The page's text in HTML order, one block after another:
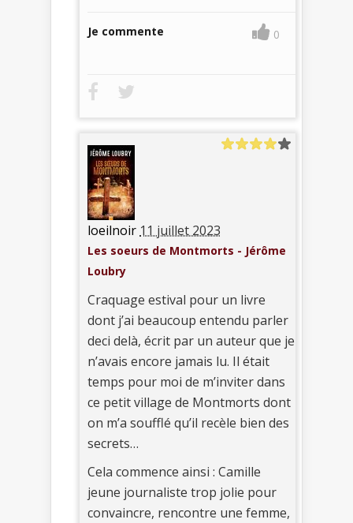
Je commente 0
loeilnoir 11 juillet 2023
Les soeurs de Montmorts - Jérôme
Loubry
Craquage estival pour un livre
dont j’ai beaucoup entendu parler
deci delà, écrit par un auteur que je
n’avais encore jamais lu. Il était
temps pour moi de m’inviter dans
ce petit village de Montmorts dont
on m’a soufflé qu’il recèle bien des
secrets…
Cela commence ainsi : Camille
jeune journaliste trop jolie pour
convaincre, rencontre une femme,